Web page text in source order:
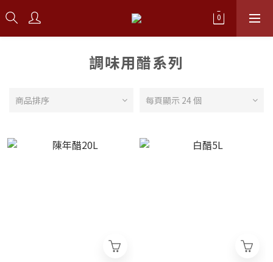
調味用醋系列
商品排序 每頁顯示 24 個